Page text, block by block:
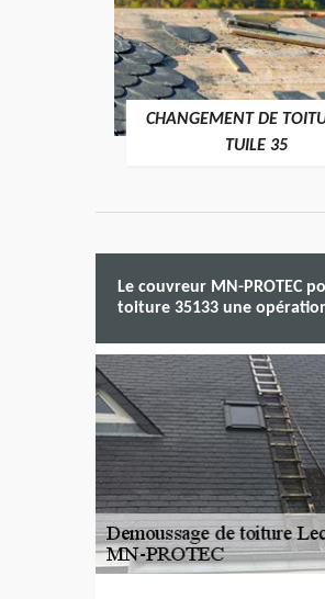
CHANGEMENT DE
TUILE 35
Le couvreur MN-PROTEC
toiture 35133 une